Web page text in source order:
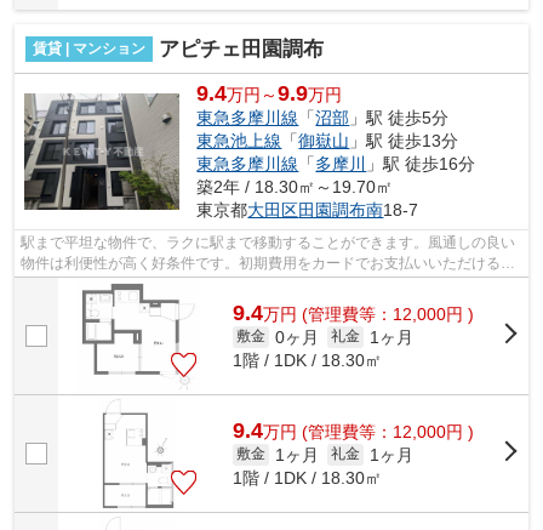
賃貸 | マンション アピチェ田園調布
9.4万円～9.9万円
東急多摩川線 「沼部 」駅 徒歩5分
東急池上線 「御嶽山 」駅 徒歩13分
東急多摩川線 「多摩川
」駅 徒歩16分
築2年 / 18.30㎡～19.70㎡
東京都大田区田園調布南18-7
駅まで平坦な物件で、ラクに駅まで移動することができます。風通しの良い
物件は利便性が高く好条件です。初期費用をカードでお支払いいただけるの
で、カードで決済したい方にもおすす...
9.4万円 (管理費等：12,000円 )
敷金 0ヶ月 礼金
1ヶ月
1階 / 1DK / 18.30㎡
9.4万円 (管理費等：12,000円 )
敷金 1ヶ月 礼金
1ヶ月
1階 / 1DK / 18.30㎡